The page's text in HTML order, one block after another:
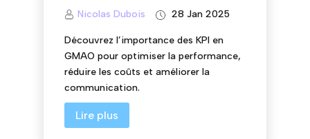
Nicolas Dubois 28 Jan 2025
Découvrez l’importance des KPI en
GMAO pour optimiser la performance,
réduire les coûts et améliorer la
communication.
Lire plus